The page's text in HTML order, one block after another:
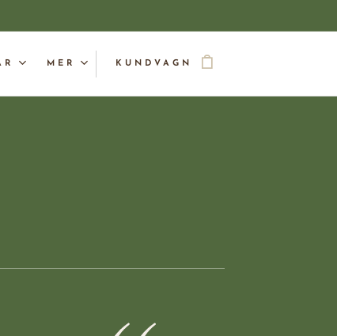
MER KUNDVAGN